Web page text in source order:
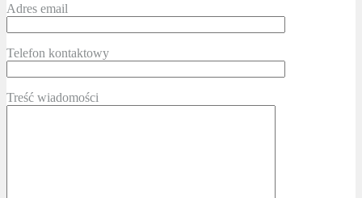
Adres email
Telefon kontaktowy
Treść wiadomości